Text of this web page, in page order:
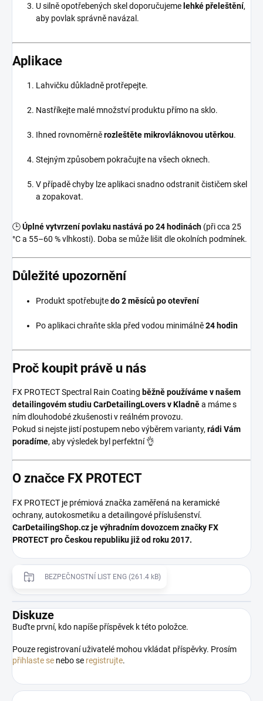
U silně opotřebených skel doporučujemelehké přeleštění,
aby povlak správně navázal.
Aplikace
Lahvičku důkladně protřepejte.
Nastříkejte malé množství produktu přímo na sklo.
Ihned rovnoměrněrozleštěte mikrovláknovou utěrkou.
Stejným způsobem pokračujte na všech oknech.
V případě chyby lze aplikaci snadno odstranit čističem skel
a zopakovat.
🕒Úplné vytvrzení povlaku nastává po 24 hodinách (při cca 25
°C a 55–60 % vlhkosti). Doba se může lišit dle okolních podmínek.
Důležité upozornění
Produkt spotřebujtedo 2 měsíců po otevření
Po aplikaci chraňte skla před vodou minimálně24 hodin
Proč koupit právě u nás
FX PROTECT Spectral Rain Coating běžně používáme v našem
detailingovém studiu CarDetailingLovers v Kladněa máme s
ním dlouhodobé zkušenosti v reálném provozu.
Pokud si nejste jistí postupem nebo výběrem varianty, rádi Vám
poradíme, aby výsledek byl perfektní 👌
O značce FX PROTECT
FX PROTECT je prémiová značka zaměřená na keramické
ochrany, autokosmetiku a detailingové příslušenství.
CarDetailingShop.cz je výhradním dovozcem značky FX
PROTECT pro Českou republiku již od roku 2017.
BEZPEČNOSTNÍ LIST ENG (261.4 kB)
Diskuze
Buďte první, kdo napíše příspěvek k této položce.
Pouze registrovaní uživatelé mohou vkládat příspěvky. Prosím
přihlaste se nebo se registrujte.